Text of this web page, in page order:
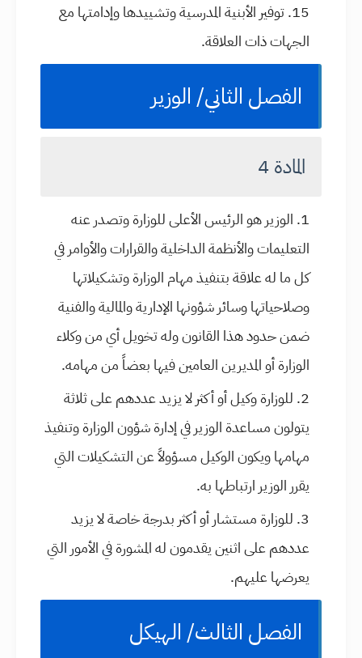
توفير الأبنية المدرسية وتشييدها وإدامتها مع
الجهات ذات العلاقة.
الفصل الثاني/ الوزير
المادة 4
الوزير هو الرئيس الأعلى للوزارة وتصدر عنه
التعليمات والأنظمة الداخلية والقرارات والأوامر في
كل ما له علاقة بتنفيذ مهام الوزارة وتشكيلاتها
وصلاحياتها وسائر شؤونها الإدارية والمالية والفنية
ضمن حدود هذا القانون وله تخويل أي من وكلاء
الوزارة أو المديرين العامين فيها بعضاً من مهامه.
للوزارة وكيل أو أكثر لا يزيد عددهم على ثلاثة
يتولون مساعدة الوزير في إدارة شؤون الوزارة وتنفيذ
مهامها ويكون الوكيل مسؤولاً عن التشكيلات التي
يقرر الوزير ارتباطها به.
للوزارة مستشار أو أكثر بدرجة خاصة لا يزيد
عددهم على اثنين يقدمون له المشورة في الأمور التي
يعرضها عليهم.
الفصل الثالث/ الهيكل